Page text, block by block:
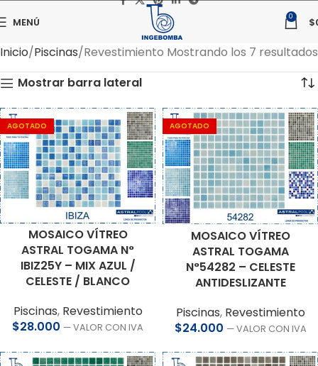
MENÚ 0 $
Inicio Piscinas Revestimiento Mostrando los 7 resultados
Mostrar barra lateral
AGOTADO
MOSAICO VÍTREO
ASTRAL TOGAMA N°
IBIZ25Y – MIX AZUL /
CELESTE / BLANCO
Piscinas, Revestimiento
$28.000 — VALOR CON IVA
AGOTADO
MOSAICO VÍTREO
ASTRAL TOGAMA
N°54282 – CELESTE
ANTIDESLIZANTE
Piscinas, Revestimiento
$24.000 — VALOR CON IVA